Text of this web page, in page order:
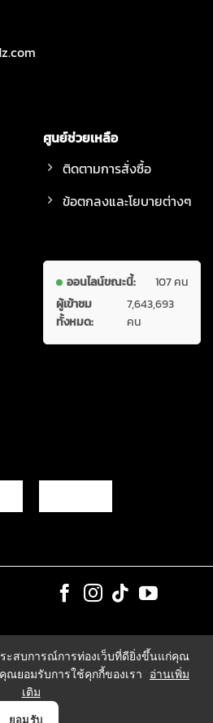
ศูนย์ช่วยเหลือ
ติดตามการสั่งซื้อ
ข้อตกลงและโยบายต่างๆ
ออนไลน์ขณะนี้:
107 คน
ผู้เข้าชม
ทั้งหมด:
7,643,693
คน
ะสบการณ์การท่องเว็บที่ดียิ่งขึ้นแก่คุณ
ณยอมรับการใช้คุกกี้ของเรา
อ่านเพิ่ม
เติม
ยอมรับ